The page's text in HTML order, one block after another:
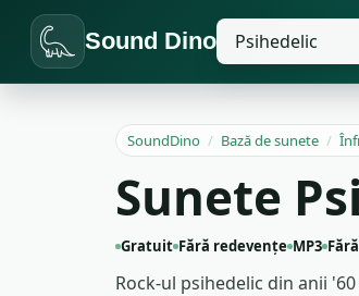
Sound Dino
SoundDino / Bază de sunete /
Sunete
Gratuit Fără redevențe MP3
Rock-ul psihedelic din anii